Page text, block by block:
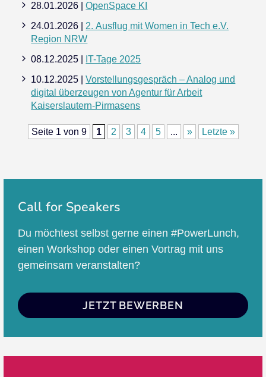
28.01.2026 |OpenSpace KI
24.01.2026 | 2. Ausflug mit Women in Tech e.V.
Region NRW
08.12.2025 |
IT-Tage 2025
10.12.2025 |Vorstellungsgespräch – Analog und
digital überzeugen von Agentur für Arbeit
Kaiserslautern-Pirmasens
Seite 1 von 9 1 2 3 4 5 ... » Letzte »
Call for Speakers
Du möchtest selbst gerne einen #PowerLunch,
einen Workshop oder einen Vortrag mit uns
gemeinsam veranstalten?
JETZT BEWERBEN